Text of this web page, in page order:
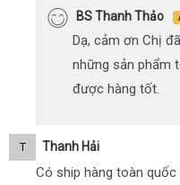
BS Thanh Thảo
Dạ, cảm ơn Chị
những sản phẩm
được hàng tốt.
T Thanh Hải
Có ship hàng toàn quốc